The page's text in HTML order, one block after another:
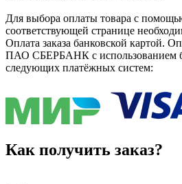
Для выбора оплаты товара с
соответствующей странице
Оплата заказа банковской картой.
ПАО СБЕРБАНК с использованием
следующих платёжных систем:
Как получить заказ?